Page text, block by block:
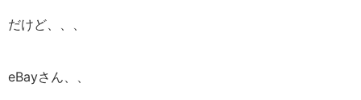
だけど、、、
eBayさん、、